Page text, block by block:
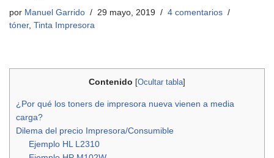
por Manuel Garrido 29 mayo, 2019
4 comentarios
tóner, Tinta Impresora
Contenido [Ocultar tabla]
¿Por qué los toners de impresora nueva vienen a media
carga?
Dilema del precio Impresora/Consumible
Ejemplo HL L2310